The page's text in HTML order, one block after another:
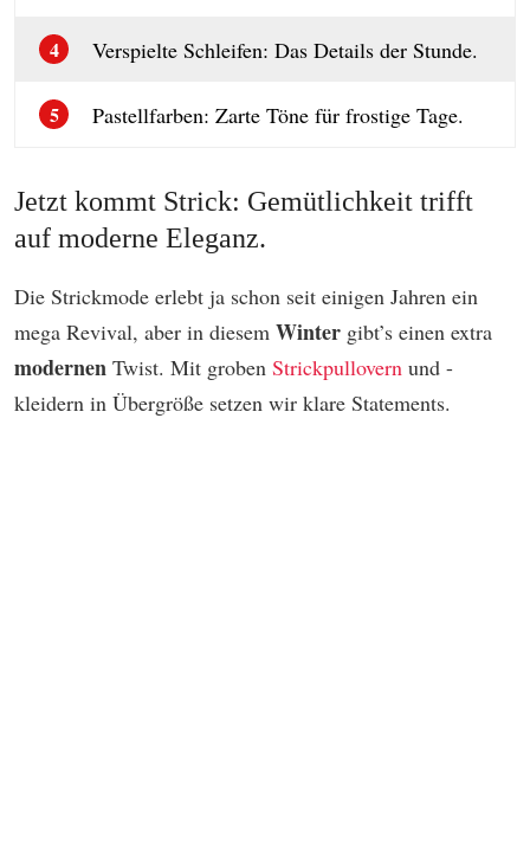
4 Verspielte Schleifen: Das Details der Stunde.
5 Pastellfarben: Zarte Töne für frostige Tage.
Jetzt kommt Strick: Gemütlichkeit trifft
auf moderne Eleganz.
Die Strickmode erlebt ja schon seit einigen Jahren ein
mega Revival, aber in diesem Winter gibt’s einen extra
modernen Twist. Mit groben Strickpullovern und -
kleidern in Übergröße setzen wir klare Statements.